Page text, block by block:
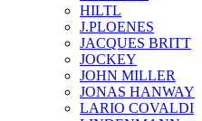
HILTL
J.PLOENES
JAСQUES BRITT
JOCKEY
JOHN MILLER
JONAS HANWAY
LARIO COVALDI